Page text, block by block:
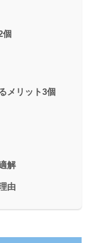
個
メリット3個
解
由